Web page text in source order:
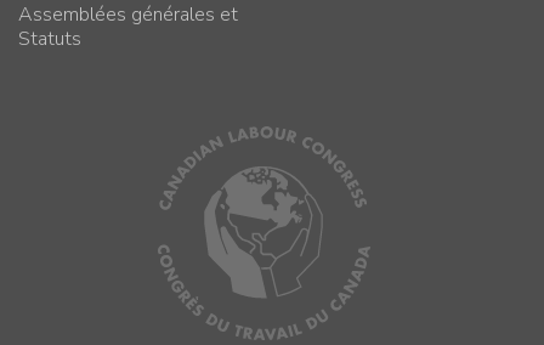
Assemblées générales et
Statuts